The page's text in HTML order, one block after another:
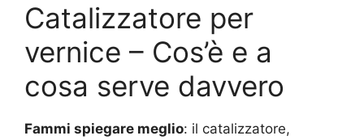
Catalizzatore per
vernice – Cos’è e a
cosa serve davvero
Fammi spiegare meglio: il catalizzatore,